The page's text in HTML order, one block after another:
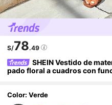
S/78.49
SHEIN Vestido de
pado floral a cuadros con
Color: Verde